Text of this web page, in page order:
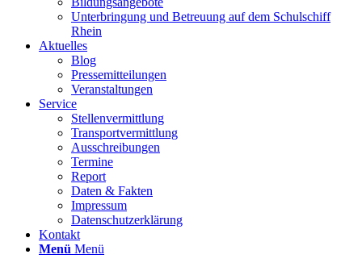
Unterbringung und Betreuung auf dem Schulschiff
Rhein
Aktuelles
Blog
Pressemitteilungen
Veranstaltungen
Service
Stellenvermittlung
Transportvermittlung
Ausschreibungen
Termine
Report
Daten & Fakten
Impressum
Datenschutzerklärung
Kontakt
Menü Menü